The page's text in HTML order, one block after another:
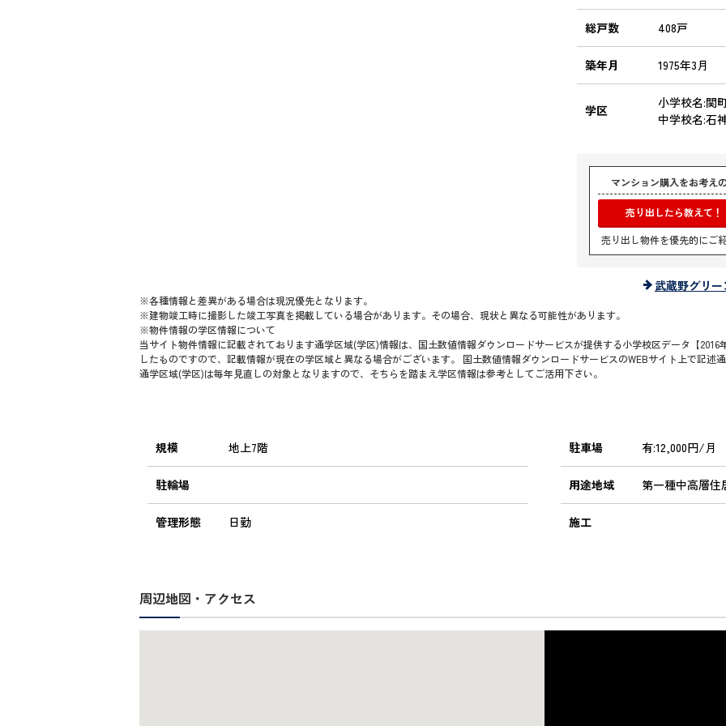
総戸数 408戸
築年月 1975年3月
学区
小学校名:関
中学校名:石
マンション購入をお考え
売り出したら教えて！
売り出し物件を優先的にご
武蔵野グリ
※各種情報と差異がある場合は現況優先となります。
※建物竣工時に撮影した竣工写真を掲載している場合があります。その場合、現状と異なる可能性があります。
※物件情報の学区情報について
当サイト物件情報に記載されております通学区域(学区)情報は、国土数値情報ダウンロードサービスが提供する小学校区データ【
したものですので、記載情報が現在の学区域と異なる場合がございます。 国土数値情報ダウンロードサービスのWEBサイト上で記述
通学区域(学区)は毎年見直しの対象となりますので、そちらを踏まえ学区情報は参考としてご活用下さい。
規模 地上7階
駐輪場
管理形態 日勤
駐車場 有:12,000円/月
用途地域 第一種中高層住
施工
周辺地図・アクセス